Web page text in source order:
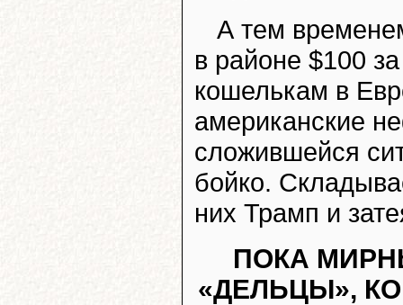
А тем
в районе $100
кошелькам в
американские
сложившейся
бойко.
них Трамп и
ПОКА
«ДЕЛЬЦЫ»,